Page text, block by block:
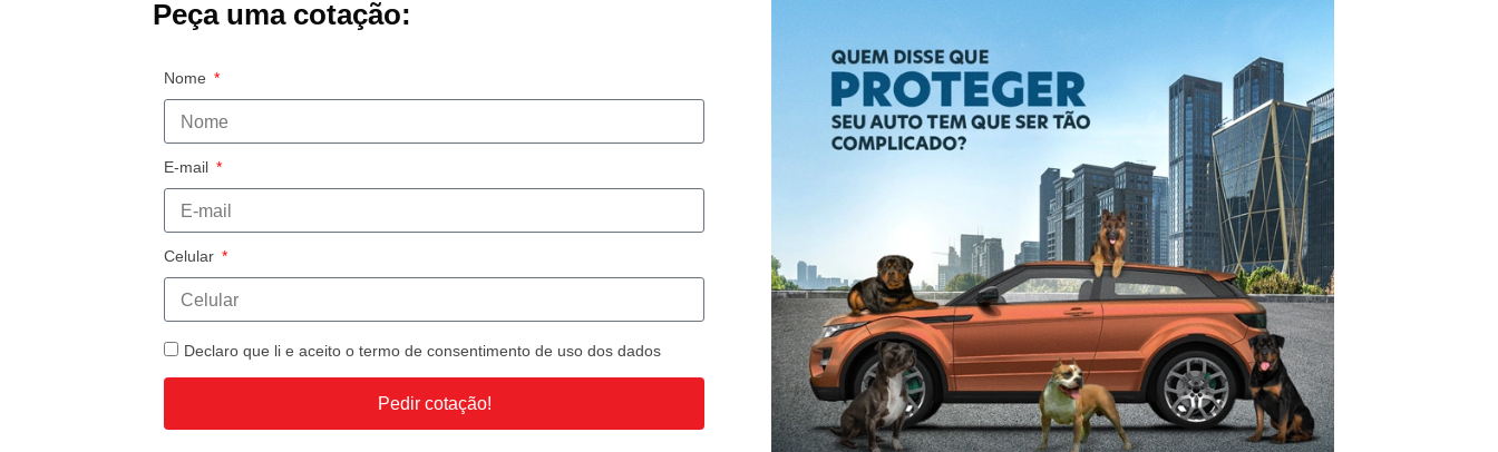
Peça uma cotação:
Nome
E-mail
Celular
Declaro que li e aceito o termo de consentimento de uso dos dados
Pedir cotação!